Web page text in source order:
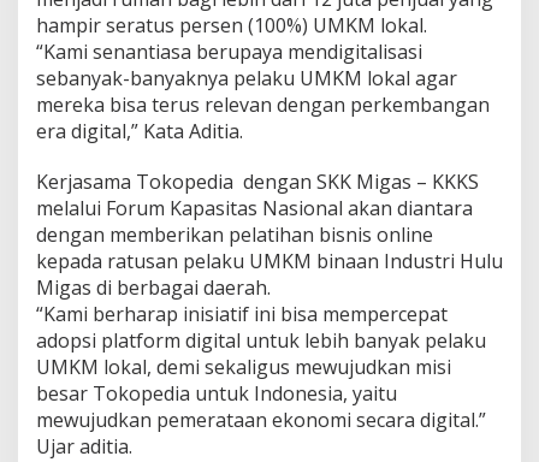
hampir seratus persen (100%) UMKM lokal.
“Kami senantiasa berupaya mendigitalisasi
sebanyak-banyaknya pelaku UMKM lokal agar
mereka bisa terus relevan dengan perkembangan
era digital,” Kata Aditia.
Kerjasama Tokopedia dengan SKK Migas – KKKS
melalui Forum Kapasitas Nasional akan diantara
dengan memberikan pelatihan bisnis online
kepada ratusan pelaku UMKM binaan Industri Hulu
Migas di berbagai daerah.
“Kami berharap inisiatif ini bisa mempercepat
adopsi platform digital untuk lebih banyak pelaku
UMKM lokal, demi sekaligus mewujudkan misi
besar Tokopedia untuk Indonesia, yaitu
mewujudkan pemerataan ekonomi secara digital.”
Ujar aditia.